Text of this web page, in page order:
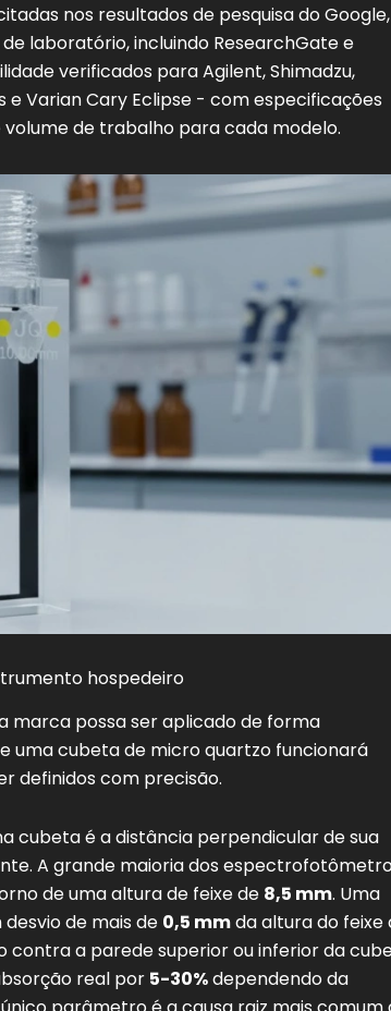
nos resultados de pesquisa do Google,
laboratório, incluindo ResearchGate e
verificados para Agilent, Shimadzu,
e Varian Cary Eclipse - com especificações
de trabalho para cada modelo.
hospedeiro
marca possa ser aplicado de forma
uma cubeta de micro quartzo funcionará
definidos com precisão.
cubeta é a distância perpendicular de sua
A grande maioria dos
de uma altura de feixe de 8,5 mm. Uma
de mais de 0,5 mmda altura do feixe
contra a parede superior ou inferior da
real por 5-30%dependendo da